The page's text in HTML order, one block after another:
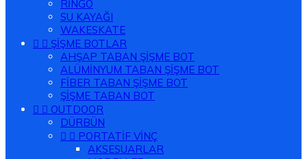
RİNGO
SU KAYAĞI
WAKESKATE
  ŞİŞME BOTLAR
AHŞAP TABAN ŞİŞME BOT
ALÜMİNYUM TABAN ŞİŞME BOT
FİBER TABAN ŞİŞME BOT
ŞİŞME TABAN BOT
  OUTDOOR
DÜRBÜN
  PORTATİF VİNÇ
AKSESUARLAR